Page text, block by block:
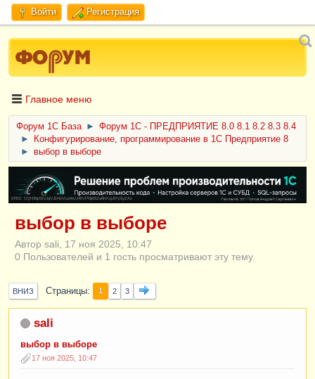
Войти Регистрация
Главное меню
Форум 1C База ►
Форум 1С - ПРЕДПРИЯТИЕ 8.0 8.1 8.2 8.3 8.4
►
Конфигурирование, программирование в 1С Предприятие 8
►
выбор в выборе
ERID: CQH36pWzJqVJD4xVLsnhcU4hVPNjkBZe8KKxjJiYySyZAz
выбор в выборе
Автор sali, 17 ноя 2025, 10:47
0 Пользователей и 1 гость просматривают эту тему.
ВНИЗ Страницы 1 2 3
sali
выбор в выборе
17 ноя 2025, 10:47